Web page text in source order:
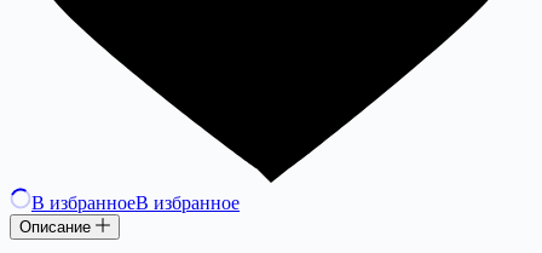
В избранноеВ избранное
Описание